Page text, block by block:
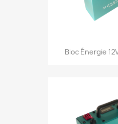
Bloc Énergie